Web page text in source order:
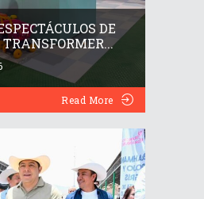
DE
Read More